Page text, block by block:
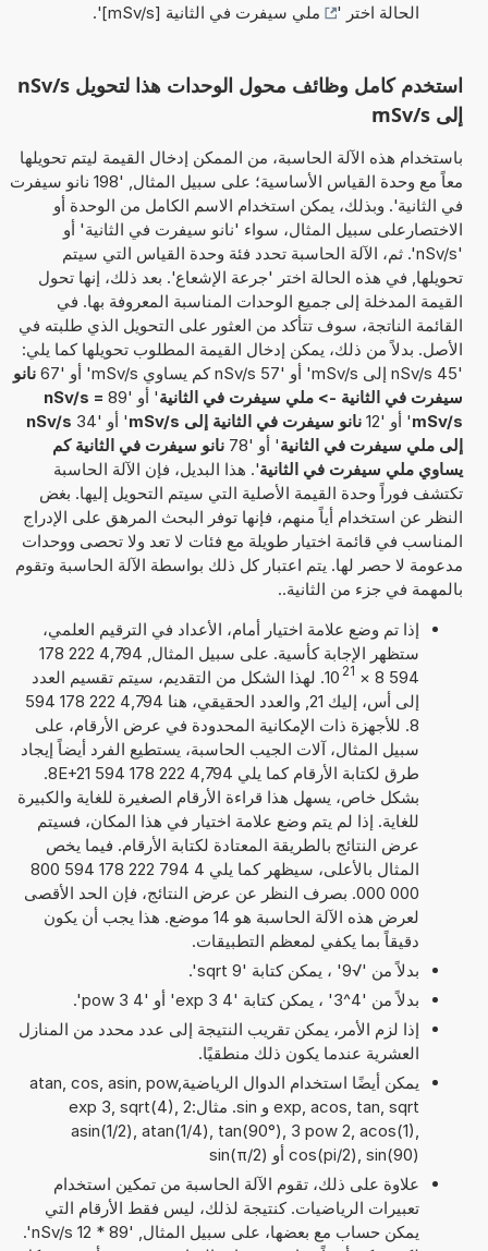
الحالة اختر '
ملي سيفرت في الثانية [mSv/s] '.
استخدم كامل وظائف محول الوحدات هذا لتحويل nSv/s
إلى mSv/s
باستخدام هذه الآلة الحاسبة، من الممكن إدخال القيمة ليتم تحويلها
معاً مع وحدة القياس الأساسية؛ على سبيل المثال, '198 نانو سيفرت
في الثانية'. وبذلك، يمكن استخدام الاسم الكامل من الوحدة أو
الاختصارعلى سبيل المثال، سواء 'نانو سيفرت في الثانية' أو
'nSv/s'. ثم، الآلة الحاسبة تحدد فئة وحدة القياس التي سيتم
تحويلها, في هذه الحالة اختر 'جرعة الإشعاع'. بعد ذلك، إنها تحول
القيمة المدخلة إلى جميع الوحدات المناسبة المعروفة بها. في
القائمة الناتجة، سوف تتأكد من العثور على التحويل الذي طلبته في
الأصل. بدلاً من ذلك، يمكن إدخال القيمة المطلوب تحويلها كما يلي:
'45 nSv/s إلى mSv/s' أو '57 nSv/s كم يساوي mSv/s' أو '67
نانو
سيفرت في الثانية -> ملي سيفرت في الثانية' أو '89
nSv/s =
mSv/s' أو '12 نانو سيفرت في الثانية إلى mSv/s ' أو '34
nSv/s
إلى ملي سيفرت في الثانية' أو '78
نانو سيفرت في الثانية كم
يساوي ملي سيفرت في الثانية'. هذا البديل، فإن الآلة الحاسبة
تكتشف فوراً وحدة القيمة الأصلية التي سيتم التحويل إليها. بغض
النظر عن استخدام أياً منهم، فإنها توفر البحث المرهق على الإدراج
المناسب في قائمة اختيار طويلة مع فئات لا تعد ولا تحصى ووحدات
مدعومة لا حصر لها. يتم اعتبار كل ذلك بواسطة الآلة الحاسبة وتقوم
بالمهمة في جزء من الثانية..
إذا تم وضع علامة اختيار أمام، الأعداد في الترقيم العلمي،
ستظهر الإجابة كأسية. على سبيل المثال, 4,794 222 178
594 8
×
10 21
. لهذا الشكل من التقديم، سيتم تقسيم العدد
إلى أس، إليك 21, والعدد الحقيقي، هنا 4,794 222 178 594
8. للأجهزة ذات الإمكانية المحدودة في عرض الأرقام، على
سبيل المثال، آلات الجيب الحاسبة، يستطيع الفرد أيضاً إيجاد
طرق لكتابة الأرقام كما يلي 4,794 222 178 594 8E+21.
بشكل خاص، يسهل هذا قراءة الأرقام الصغيرة للغاية والكبيرة
للغاية. إذا لم يتم وضع علامة اختيار في هذا المكان، فسيتم
عرض النتائج بالطريقة المعتادة لكتابة الأرقام. فيما يخص
المثال بالأعلى، سيظهر كما يلي 4 794 222 178 594 800
000 000. بصرف النظر عن عرض النتائج، فإن الحد الأقصى
لعرض هذه الآلة الحاسبة هو 14 موضع. هذا يجب أن يكون
دقيقاً بما يكفي لمعظم التطبيقات.
بدلاً من '√9' ، يمكن كتابة 'sqrt 9'.
بدلاً من '4^3' ، يمكن كتابة '4 exp 3' أو '4 pow 3'.
إذا لزم الأمر، يمكن تقريب النتيجة إلى عدد محدد من المنازل
العشرية عندما يكون ذلك منطقيًا.
يمكن أيضًا استخدام الدوال الرياضيةatan, cos, asin, pow,
exp, acos, tan, sqrt و sin. مثال:2 exp 3, sqrt(4),
asin(1/2), atan(1/4), tan(90°), 3 pow 2, acos(1),
cos(pi/2), sin(90) أو sin(π/2)
علاوة على ذلك، تقوم الآلة الحاسبة من تمكين استخدام
تعبيرات الرياضيات. كنتيجة لذلك، ليس فقط الأرقام التي
يمكن حساب مع بعضها، على سبيل المثال, '89 * 12 nSv/s'.